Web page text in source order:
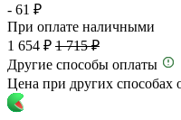
- 61 ₽
При оплате наличными
1 654 ₽ 1 715 ₽
Другие способы оплаты
Цена при других способах